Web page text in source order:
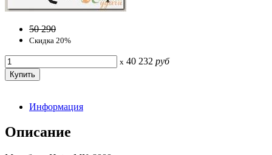
50 290
Скидка 20%
x 40 232 руб
Информация
Описание